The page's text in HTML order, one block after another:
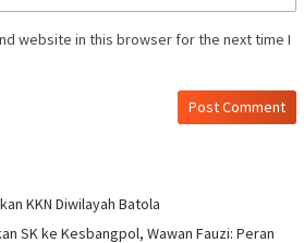
website in this browser for the next time I
KKN Diwilayah Batola
SK ke Kesbangpol, Wawan Fauzi: Peran